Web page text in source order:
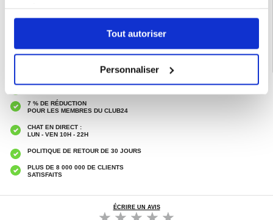
Tout autoriser
Personnaliser
Huawei Mate 70 Coque & Accessoires
LIVRAISON RAPIDE
7 % DE RÉDUCTION
POUR LES MEMBRES DU CLUB24
CHAT EN DIRECT :
LUN - VEN 10H - 22H
POLITIQUE DE RETOUR DE 30 JOURS
PLUS DE 8 000 000 DE CLIENTS
SATISFAITS
ÉCRIRE UN AVIS